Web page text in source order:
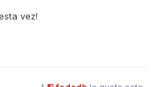
vez!